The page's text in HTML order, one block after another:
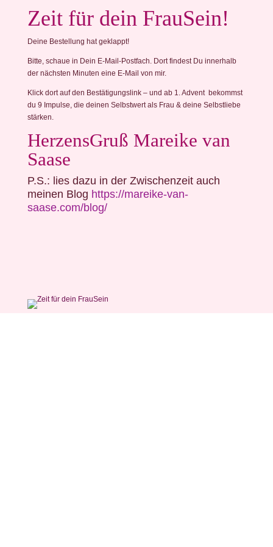
Zeit für dein FrauSein!
Deine Bestellung hat geklappt!
Bitte, schaue in Dein E-Mail-Postfach. Dort findest Du innerhalb
der nächsten Minuten eine E-Mail von mir.
Klick dort auf den Bestätigungslink – und ab 1. Advent bekommst
du 9 Impulse, die deinen Selbstwert als Frau & deine Selbstliebe
stärken.
HerzensGruß Mareike van
Saase
P.S.: lies dazu in der Zwischenzeit auch
meinen Blog https://mareike-van-
saase.com/blog/